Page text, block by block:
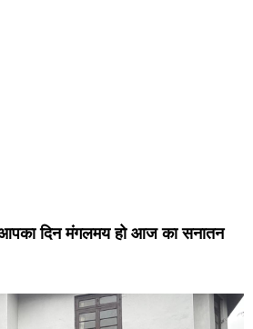
दिन मंगलमय हो आज का सनातन